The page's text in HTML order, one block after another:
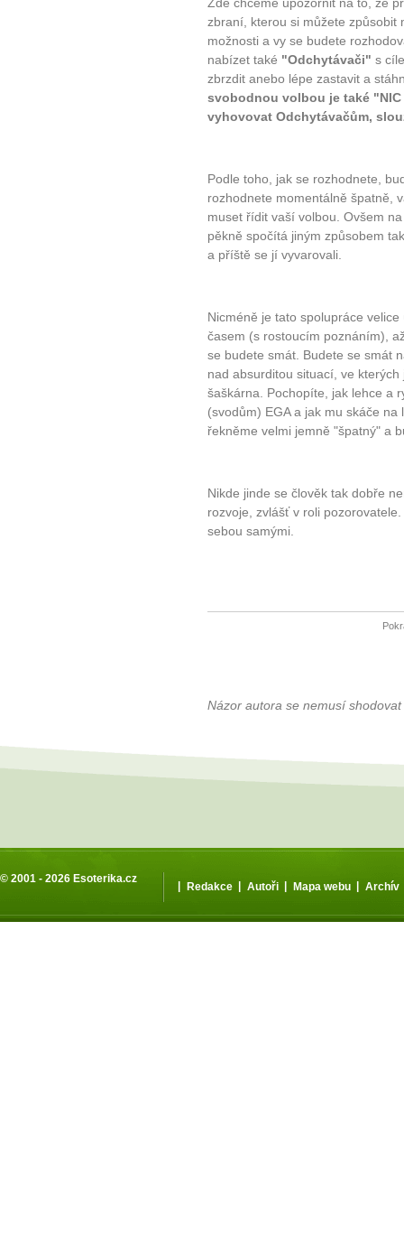
zbraní, kterou si můžete způsobit
možnosti a vy se budete
nabízet také "Odchytávači" s
zbrzdit anebo lépe zastavit a
svobodnou volbou je také
vyhovovat Odchytávačům,
Podle toho, jak se rozhodnete,
rozhodnete momentálně špatně,
muset řídit vaší volbou. Ovšem
pěkně spočítá jiným způsobem
a příště se jí vyvarovali.
Nicméně je tato spolupráce
časem (s rostoucím poznáním),
se budete smát. Budete se smát
nad absurditou situací, ve
šaškárna. Pochopíte, jak lehce a
(svodům) EGA a jak mu skáče
řekněme velmi jemně "špatný" a
Nikde jinde se člověk tak dobře
rozvoje, zvlášť v roli
sebou samými.
Názor autora se nemusí
© 2001 - 2026 Esoterika.cz
| Redakce | Autoři | Mapa webu | Archív